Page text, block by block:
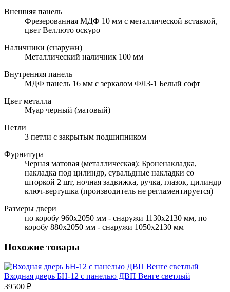
Внешняя панель
Фрезерованная МДФ 10 мм с металлической вставкой,
цвет Веллюто оскуро
Наличники (снаружи)
Металлический наличник 100 мм
Внутренняя панель
МДФ панель 16 мм с зеркалом ФЛЗ-1 Белый софт
Цвет металла
Муар черный (матовый)
Петли
3 петли с закрытым подшипником
Фурнитура
Черная матовая (металлическая): Броненакладка,
накладка под цилиндр, сувальдные накладки со
шторкой 2 шт, ночная задвижка, ручка, глазок, цилиндр
ключ-вертушка (производитель не регламентируется)
Размеры двери
по коробу 960х2050 мм - снаружи 1130х2130 мм, по
коробу 880х2050 мм - снаружи 1050х2130 мм
Похожие товары
Входная дверь БН-12 с панелью ДВП Венге светлый
39500 ₽